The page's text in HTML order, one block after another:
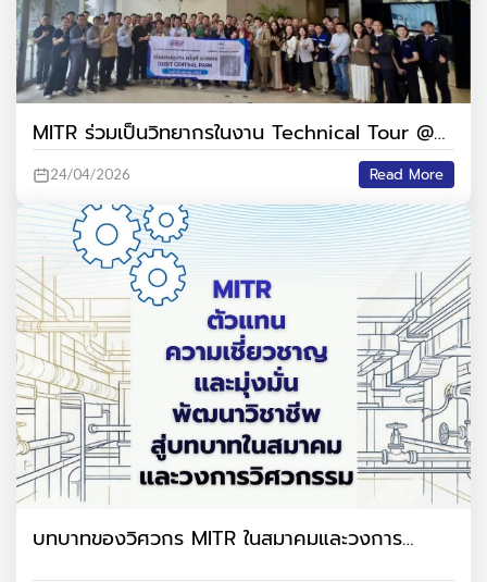
MITR ร่วมเป็นวิทยากรในงาน Technical Tour @
Dusit Central Park
24/04/2026 Read More
บทบาทของวิศวกร MITR ในสมาคมและวงการ